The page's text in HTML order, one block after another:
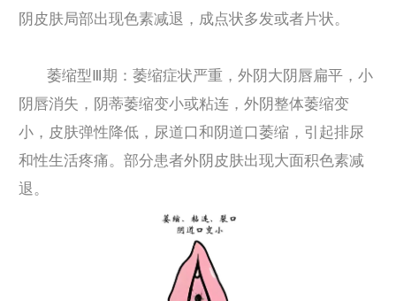
阴皮肤局部出现色素减退，成点状多发或者片状。
萎缩型Ⅲ期：萎缩症状严重，外阴大阴唇扁平，小
阴唇消失，阴蒂萎缩变小或粘连，外阴整体萎缩变
小，皮肤弹性降低，尿道口和阴道口萎缩，引起排尿
和性生活疼痛。部分患者外阴皮肤出现大面积色素减
退。